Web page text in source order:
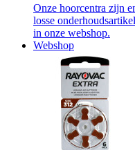
Onze hoorcentra zijn
losse
in onze webshop.
Webshop